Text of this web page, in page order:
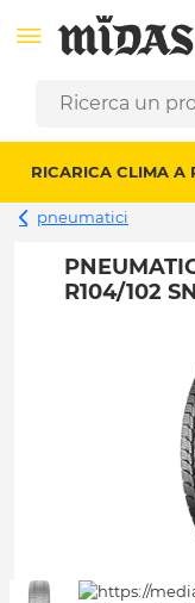
RICARICA CLIMA A
pneumatici
R104/102